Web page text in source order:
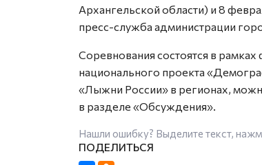
Архангельской области) и 8
пресс-служба администрации
Соревнования состоятся в
национального проекта
«Лыжни России» в регионах,
в разделе «Обсуждения».
Нашли ошибку? Выделите текст,